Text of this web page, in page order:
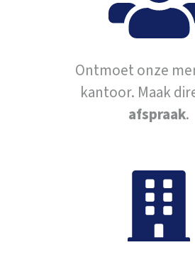
Ontmoet onze
kantoor. Maak
afspraak.